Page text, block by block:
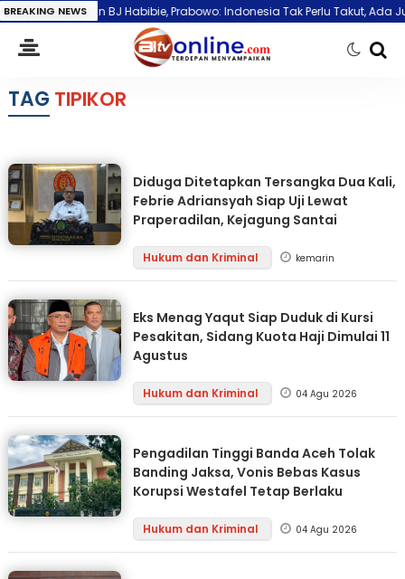
BREAKING NEWS
Pesan BJ Habibie, Prabowo: Indonesia Tak Perlu Takut, Ada Jutaan
TAG TIPIKOR
Diduga Ditetapkan Tersangka Dua Kali,
Febrie Adriansyah Siap Uji Lewat
Praperadilan, Kejagung Santai
Hukum dan Kriminal kemarin
Eks Menag Yaqut Siap Duduk di Kursi
Pesakitan, Sidang Kuota Haji Dimulai 11
Agustus
Hukum dan Kriminal 04 Agu 2026
Pengadilan Tinggi Banda Aceh Tolak
Banding Jaksa, Vonis Bebas Kasus
Korupsi Westafel Tetap Berlaku
Hukum dan Kriminal 04 Agu 2026